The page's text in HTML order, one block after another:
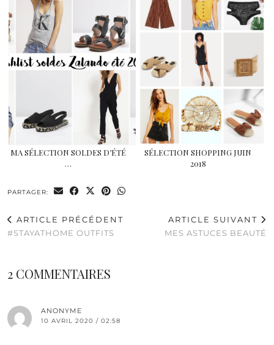
MA SÉLECTION SOLDES D’ÉTÉ
…
SÉLECTION SHOPPING JUIN
2018
PARTAGER:
ARTICLE PRÉCÉDENT
#STAYATHOME OUTFITS
ARTICLE SUIVANT
MES ASTUCES BEAUTÉ
2 COMMENTAIRES
ANONYME
10 AVRIL 2020 / 02:58